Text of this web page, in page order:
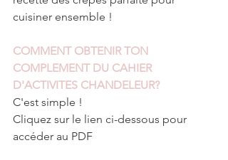
cuisiner ensemble !
COMMENT OBTENIR TON
COMPLEMENT DU CAHIER
D'ACTIVITES CHANDELEUR?
C'est simple !
Cliquez sur le lien ci-dessous pour
accéder au PDF